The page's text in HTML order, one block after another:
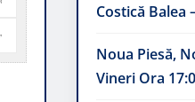
Costică Balea
Noua Piesă,
Vineri Ora